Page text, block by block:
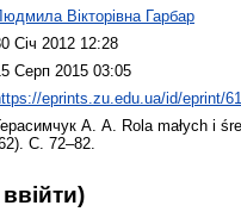
Вікторівна Гарбар
Січ 2012 12:28
Серп 2015 03:05
eprints.zu.edu.ua/id/eprint/
А. А. Rola małych i
С. 72–82.
ввійти)